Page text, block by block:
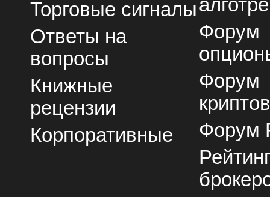
Торговые сигналы
Ответы на
вопросы
Книжные
рецензии
Корпоративные
Форум
Форум
Форум